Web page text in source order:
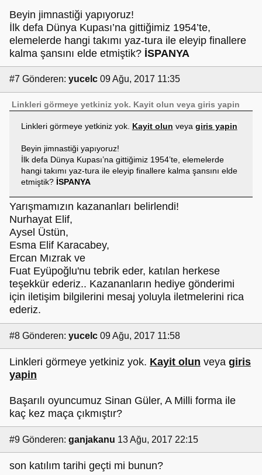
Beyin jimnastiği yapıyoruz!
İlk defa Dünya Kupası’na gittiğimiz 1954’te,
elemelerde hangi takımı yaz-tura ile eleyip finallere
kalma şansını elde etmiştik? İSPANYA
#7 Gönderen: yucelc 09 Ağu, 2017 11:35
Linkleri görmeye yetkiniz yok. Kayit olun veyagiris yapin
Linkleri görmeye yetkiniz yok. Kayit olun veya giris yapin
Beyin jimnastiği yapıyoruz!
İlk defa Dünya Kupası’na gittiğimiz 1954’te, elemelerde
hangi takımı yaz-tura ile eleyip finallere kalma şansını elde
etmiştik? İSPANYA
Yarışmamızın kazananları belirlendi!
Nurhayat Elif,
Aysel Üstün,
Esma Elif Karacabey,
Ercan Mızrak ve
Fuat Eyüpoğlu'nu tebrik eder, katılan herkese
teşekkür ederiz.. Kazananların hediye gönderimi
için iletişim bilgilerini mesaj yoluyla iletmelerini rica
ederiz.
#8 Gönderen: yucelc 09 Ağu, 2017 11:58
Linkleri görmeye yetkiniz yok. Kayit olun veya giris
yapin
Başarılı oyuncumuz Sinan Güler, A Milli forma ile
kaç kez maça çıkmıştır?
#9 Gönderen: ganjakanu 13 Ağu, 2017 22:15
son katılım tarihi geçti mi bunun?